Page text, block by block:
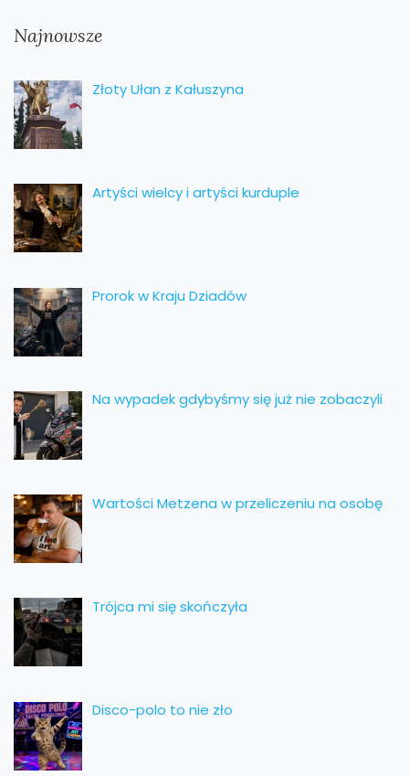
Najnowsze
Złoty Ułan z Kałuszyna
Artyści wielcy i artyści kurduple
Prorok w Kraju Dziadów
Na wypadek gdybyśmy się już nie zobaczyli
Wartości Metzena w przeliczeniu na osobę
Trójca mi się skończyła
Disco-polo to nie zło